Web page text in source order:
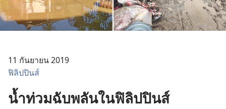
11 กันยายน 2019
ฟิลิปปินส์
น้ำท่วมฉับพลันในฟิลิปปินส์